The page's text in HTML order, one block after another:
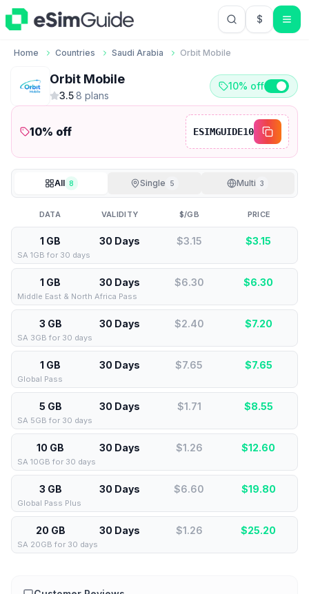
$USD US
Home Countries Saudi Arabia Orbit Mobile
Orbit Mobile
3.5·8 plans
10% off
10% off ESIMGUIDE10
All 8 Single 5 Multi 3
DATA VALIDITY $/GB PRICE
1 GB 30 Days $3.15 $3.15
SA 1GB for 30 days
1 GB 30 Days $6.30 $6.30
Middle East & North Africa Pass
3 GB 30 Days $2.40 $7.20
SA 3GB for 30 days
1 GB 30 Days $7.65 $7.65
Global Pass
5 GB 30 Days $1.71 $8.55
SA 5GB for 30 days
10 GB 30 Days $1.26 $12.60
SA 10GB for 30 days
3 GB 30 Days $6.60 $19.80
Global Pass Plus
20 GB 30 Days $1.26 $25.20
SA 20GB for 30 days